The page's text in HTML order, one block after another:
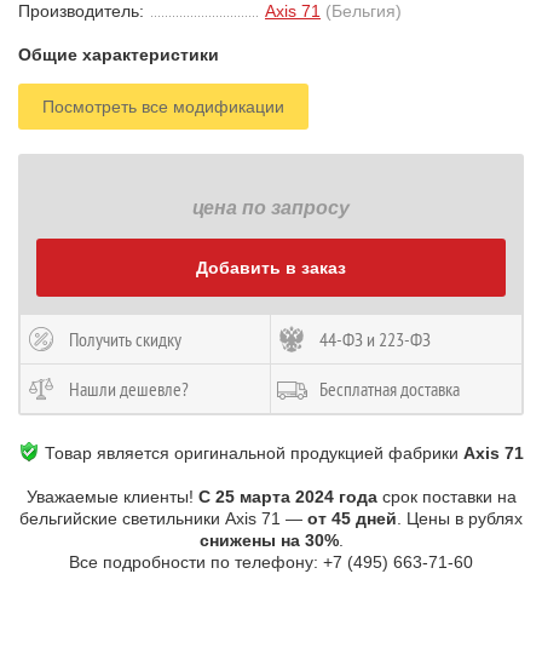
Производитель: Axis 71 (Бельгия)
Общие характеристики
Посмотреть все модификации
цена по запросу
Добавить в заказ
Получить скидку 44-ФЗ и 223-ФЗ
Нашли дешевле? Бесплатная доставка
Товар является оригинальной продукцией фабрики Axis 71
Уважаемые клиенты! С 25 марта 2024 годасрок поставки на
бельгийские светильники Axis 71 — от 45 дней . Цены в рублях
снижены на 30%.
Все подробности по телефону: +7 (495) 663-71-60